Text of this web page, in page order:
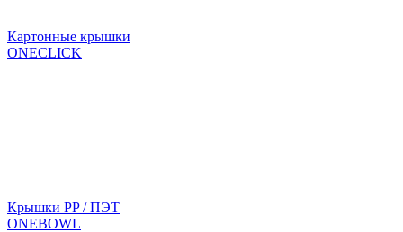
Картонные крышки
ONECLICK
Крышки PP / ПЭТ
ONEBOWL